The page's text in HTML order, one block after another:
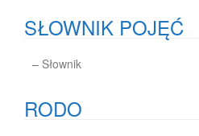
SŁOWNIK POJĘĆ
– Słownik
RODO